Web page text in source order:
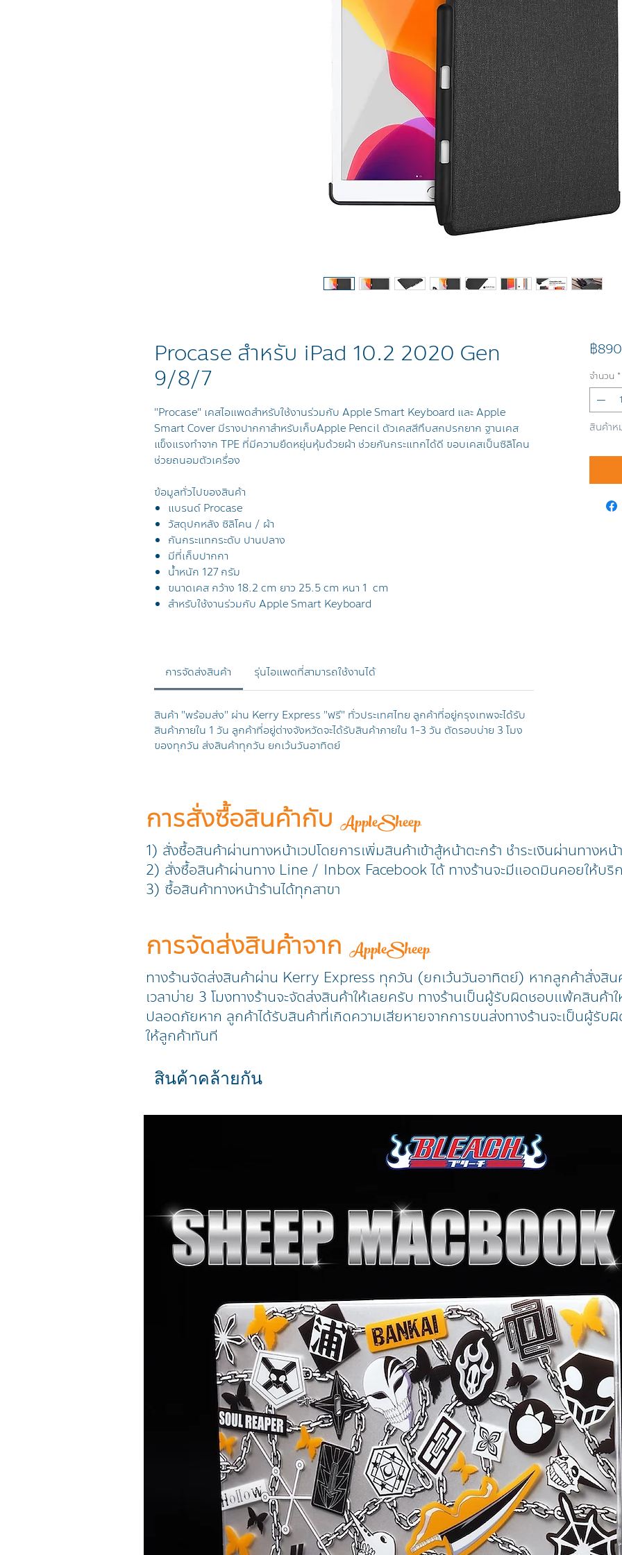
Procase สำหรับ iPad 10.2 2020 Gen
9/8/7
"Procase" เคสไอแพดสำหรับใช้งานร่วมกับ Apple Smart Keyboard และ Apple
Smart Cover มีรางปากกาสำหรับเก็บApple Pencil ตัวเคสสีทึบสกปรกยาก ฐานเคส
แข็งแรงทำจาก TPE ที่มีความยืดหยุ่นหุ้มด้วยผ้า ช่วยกันกระแทกได้ดี ขอบเคสเป็นซิลิโคน
ช่วยถนอมตัวเครื่อง
ข้อมูลทั่วไปของสินค้า
แบรนด์ Procase
วัสดุปกหลัง ซิลิโคน / ผ้า
กันกระแทกระดับ ปานปลาง
มีที่เก็บปากกา
น้ำหนัก 127 กรัม
ขนาดเคส กว้าง 18.2 cm ยาว 25.5 cm หนา 1 cm
สำหรับใช้งานร่วมกับ Apple Smart Keyboard
การจัดส่งสินค้า รุ่นไอแพดที่สามารถใช้งานได้
สินค้า "พร้อมส่ง" ผ่าน Kerry Express "ฟรี" ทั่วประเทศไทย ลูกค้าที่อยู่กรุงเทพจะได้รับ
สินค้าภายใน 1 วัน ลูกค้าที่อยู่ต่างจังหวัดจะได้รับสินค้าภายใน 1-3 วัน ตัดรอบบ่าย 3 โมง
ของทุกวัน ส่งสินค้าทุกวัน ยกเว้นวันอาทิตย์
฿
จำนวน *
สินค้าห
การสั่งซื้อสินค้ากับ AppleSheep
1) สั่งซื้อสินค้าผ่านทางหน้าเวปโดยการเพิ่มสินค้าเข้าสู้หน้าตะกร้า ชำระเงินผ่านทางหน้า
2) สั่งซื้อสินค้าผ่านทาง Line / Inbox Facebook ได้ ทางร้านจะมีแอดมินคอยให้บริ
3) ซื้อสินค้าทางหน้าร้านได้ทุกสาขา
การจัดส่งสินค้าจาก AppleSheep
ทางร้านจัดส่งสินค้าผ่าน Kerry Express ทุกวัน (ยกเว้นวันอาทิตย์) หากลูกค้าสั่งสิน
เวลาบ่าย 3 โมงทางร้านจะจัดส่งสินค้าให้เลยครับ ทางร้านเป็นผู้รับผิดชอบแพ้คสินค้า
ปลอดภัยหาก ลูกค้าได้รับสินค้าที่เกิดความเสียหายจากการขนส่งทางร้านจะเป็นผู้รับ
ให้ลูกค้าทันที
สินค้าคล้ายกัน